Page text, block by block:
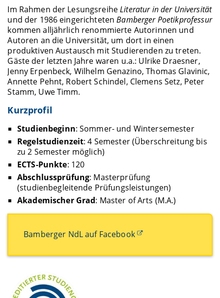
Bamberger NdL auf Facebook
Im Rahmen der LesungsreiheLiteratur in der Universität
und der 1986 eingerichtetenBamberger Poetikprofessur
kommen alljährlich renommierte Autorinnen und
Autoren an die Universität, um dort in einen
produktiven Austausch mit Studierenden zu treten.
Gäste der letzten Jahre waren u.a.: Ulrike Draesner,
Jenny Erpenbeck, Wilhelm Genazino, Thomas Glavinic,
Annette Pehnt, Robert Schindel, Clemens Setz, Peter
Stamm, Uwe Timm.
Kurzprofil
Studienbeginn: Sommer- und Wintersemester
Regelstudienzeit: 4 Semester (Überschreitung bis
zu 2 Semester möglich)
ECTS-Punkte: 120
Abschlussprüfung: Masterprüfung
(studienbegleitende Prüfungsleistungen)
Akademischer Grad: Master of Arts (M.A.)